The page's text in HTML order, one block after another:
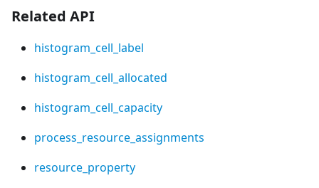
Related API
histogram_cell_label
histogram_cell_allocated
histogram_cell_capacity
process_resource_assignments
resource_property